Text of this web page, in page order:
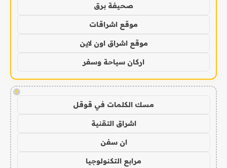
صحيفة برق
موقع اشراقات
موقع اشراق اون لاين
اركان سياحة وسفر
!
مسك الكلمات في قوقل
اشراق التقنية
ان سفن
مرابع التكنولوجيا